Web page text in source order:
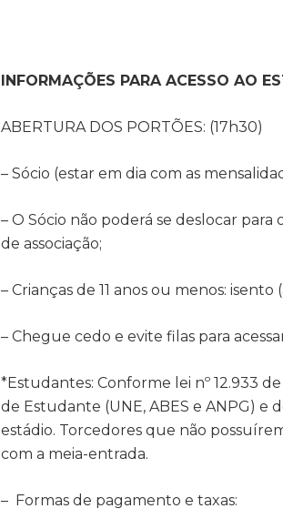
INFORMAÇÕES PARA ACESSO AO
ABERTURA DOS PORTÕES: (17h30)
– Sócio (estar em dia com as
– O Sócio não poderá se deslocar
de associação;
– Crianças de 11 anos ou menos:
– Chegue cedo e evite filas para
*Estudantes: Conforme lei nº 12.933
de Estudante (UNE, ABES e ANPG) e
estádio. Torcedores que não
com a meia-entrada.
– Formas de pagamento e taxas: